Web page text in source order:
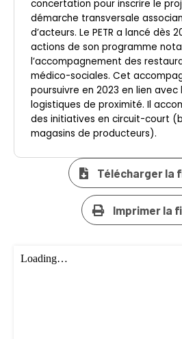
concertation pour inscrire le
démarche transversale
d’acteurs. Le PETR a lancé dès
actions de son programme
l’accompagnement des
médico-sociales. Cet
poursuivre en 2023 en lien avec
logistiques de proximité. Il
des initiatives en circuit-court
magasins de producteurs).
Télécharger la
Imprimer la